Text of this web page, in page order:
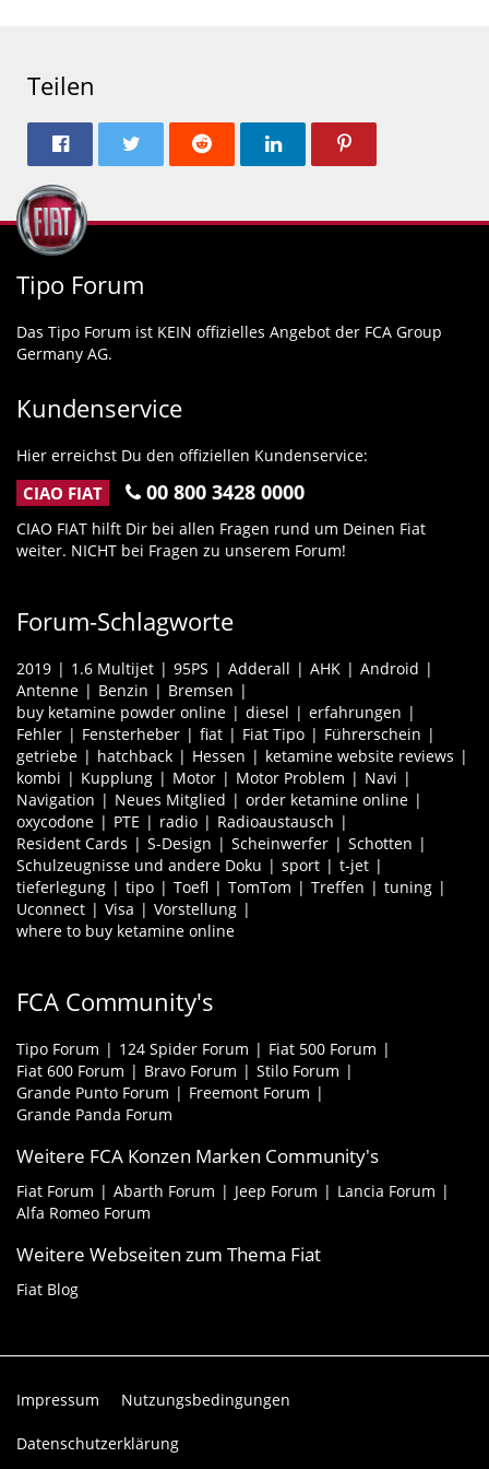
Teilen
Tipo Forum
Das Tipo Forum ist KEIN offizielles Angebot der FCA Group
Germany AG.
Kundenservice
Hier erreichst Du den offiziellen Kundenservice:
CIAO FIAT 00 800 3428 0000
CIAO FIAT hilft Dir bei allen Fragen rund um Deinen Fiat
weiter. NICHT bei Fragen zu unserem Forum!
Forum-Schlagworte
2019 1.6 Multijet 95PS Adderall AHK
Android
Antenne
Benzin
Bremsen
buy ketamine powder online
diesel
erfahrungen
Fehler
Fensterheber fiat Fiat Tipo
Führerschein
getriebe
hatchback Hessen
ketamine website reviews
kombi
Kupplung Motor Motor Problem
Navi
Navigation
Neues Mitglied
order ketamine online
oxycodone
PTE radio
Radioaustausch
Resident Cards
S-Design Scheinwerfer
Schotten
Schulzeugnisse und andere Doku
sport
t-jet
tieferlegung
tipo Toefl TomTom Treffen
tuning
Uconnect
Visa
Vorstellung
where to buy ketamine online
FCA Community's
Tipo Forum 124 Spider Forum
Fiat 500 Forum
Fiat 600 Forum
Bravo Forum
Stilo Forum
Grande Punto Forum
Freemont Forum
Grande Panda Forum
Weitere FCA Konzen Marken Community's
Fiat Forum Abarth Forum Jeep Forum
Lancia Forum
Alfa Romeo Forum
Weitere Webseiten zum Thema Fiat
Fiat Blog
Impressum Nutzungsbedingungen
Datenschutzerklärung